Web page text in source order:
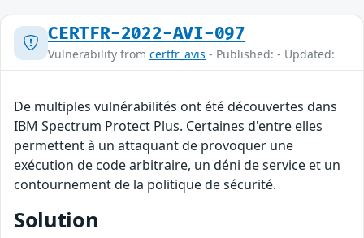
CERTFR-2022-AVI-097
Vulnerability from certfr_avis - Published: - Updated:
De multiples vulnérabilités ont été découvertes dans
IBM Spectrum Protect Plus. Certaines d'entre elles
permettent à un attaquant de provoquer une
exécution de code arbitraire, un déni de service et un
contournement de la politique de sécurité.
Solution